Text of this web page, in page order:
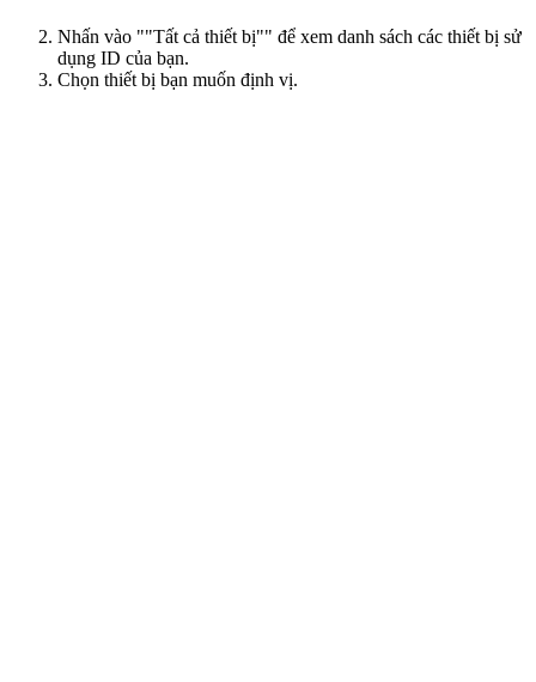
Nhấn vào ""Tất cả thiết bị"" để xem danh sách các thiết bị sử
dụng ID của bạn.
Chọn thiết bị bạn muốn định vị.